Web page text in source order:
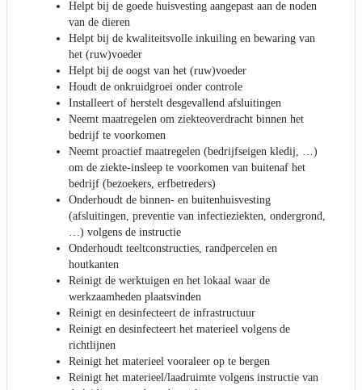
Helpt bij de goede huisvesting aangepast aan de noden
van de dieren
Helpt bij de kwaliteitsvolle inkuiling en bewaring van
het (ruw)voeder
Helpt bij de oogst van het (ruw)voeder
Houdt de onkruidgroei onder controle
Installeert of herstelt desgevallend afsluitingen
Neemt maatregelen om ziekteoverdracht binnen het
bedrijf te voorkomen
Neemt proactief maatregelen (bedrijfseigen kledij, …)
om de ziekte-insleep te voorkomen van buitenaf het
bedrijf (bezoekers, erfbetreders)
Onderhoudt de binnen- en buitenhuisvesting
(afsluitingen, preventie van infectieziekten, ondergrond,
…) volgens de instructie
Onderhoudt teeltconstructies, randpercelen en
houtkanten
Reinigt de werktuigen en het lokaal waar de
werkzaamheden plaatsvinden
Reinigt en desinfecteert de infrastructuur
Reinigt en desinfecteert het materieel volgens de
richtlijnen
Reinigt het materieel vooraleer op te bergen
Reinigt het materieel/laadruimte volgens instructie van